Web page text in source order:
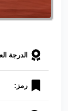
الدرجة
رمز: